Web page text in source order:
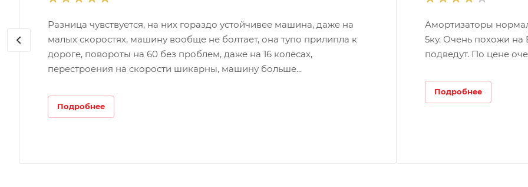
Разница чувствуется, на них гораздо устойчивее машина, даже на
малых скоростях, машину вообще не болтает, она тупо прилипла к
дороге, повороты на 60 без проблем, даже на 16 колёсах,
перестроения на скорости шикарны, машину больше...
Подробнее
Амортизаторы
5ку. Очень похожи на
подведут. По цене
Подробнее